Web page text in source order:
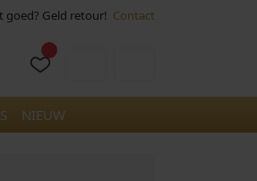
goed? Geld retour! Contact
NIEUW